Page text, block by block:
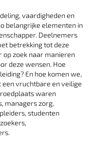
vaardigheden en
belangrijke elementen in
Deelnemers
betrekking tot deze
op zoek naar manieren
deze wensen. Hoe
En hoe komen we,
een vruchtbare en veilige
waren
managers zorg,
studenten